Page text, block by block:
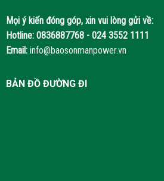
Mọi ý kiến đóng góp, xin vui lòng gửi về:
Hotline: 0836887768 - 024 3552 1111
Email: info@baosonmanpower.vn
BẢN ĐỒ ĐƯỜNG ĐI